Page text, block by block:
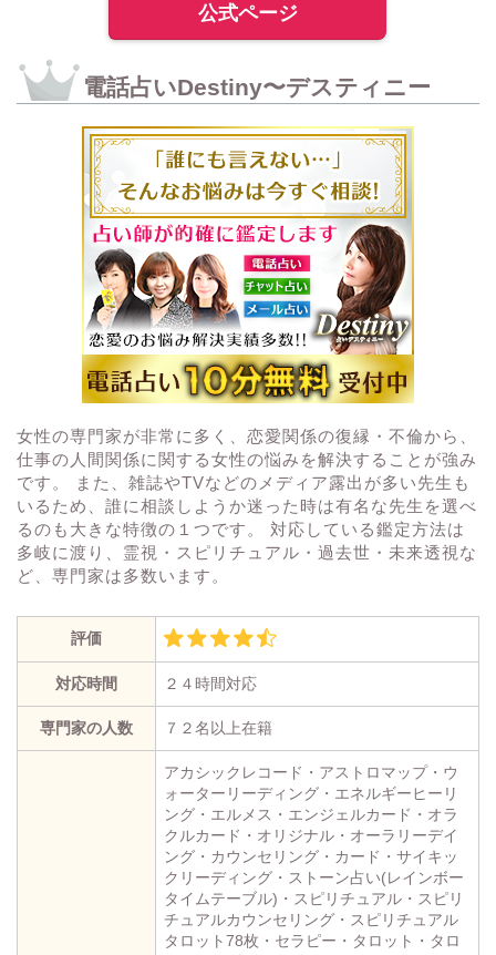
公式ページ
電話占いDestiny〜デスティニー
女性の専門家が非常に多く、恋愛関係の復縁・不倫から、
仕事の人間関係に関する女性の悩みを解決することが強み
です。 また、雑誌やTVなどのメディア露出が多い先生も
いるため、誰に相談しようか迷った時は有名な先生を選べ
るのも大きな特徴の１つです。 対応している鑑定方法は
多岐に渡り、霊視・スピリチュアル・過去世・未来透視な
ど、専門家は多数います。
評価
対応時間 ２４時間対応
専門家の人数 ７２名以上在籍
アカシックレコード・アストロマップ・ウ
ォーターリーディング・エネルギーヒーリ
ング・エルメス・エンジェルカード・オラ
クルカード・オリジナル・オーラリーデイ
ング・カウンセリング・カード・サイキッ
クリーディング・ストーン占い(レインボー
タイムテーブル)・スピリチュアル・スピリ
チュアルカウンセリング・スピリチュアル
タロット78枚・セラピー・タロット・タロ